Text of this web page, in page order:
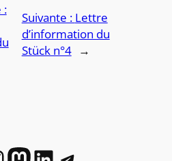
:
Suivante : Lettre
d’information du
Stück n°4 →